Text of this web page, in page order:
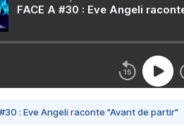
FACE A #30 : Eve Angeli
#30 : Eve Angeli raconte "Avant de partir"